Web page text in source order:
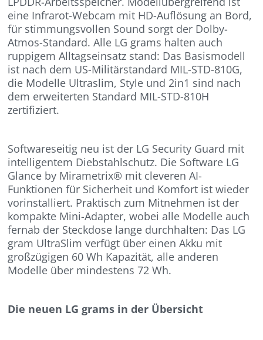
eine Infrarot-Webcam mit HD-Auflösung an Bord,
für stimmungsvollen Sound sorgt der Dolby-
Atmos-Standard. Alle LG grams halten auch
ruppigem Alltagseinsatz stand: Das Basismodell
ist nach dem US-Militärstandard MIL-STD-810G,
die Modelle Ultraslim, Style und 2in1 sind nach
dem erweiterten Standard MIL-STD-810H
zertifiziert.
Softwareseitig neu ist der LG Security Guard mit
intelligentem Diebstahlschutz. Die Software LG
Glance by Mirametrix® mit cleveren AI-
Funktionen für Sicherheit und Komfort ist wieder
vorinstalliert. Praktisch zum Mitnehmen ist der
kompakte Mini-Adapter, wobei alle Modelle auch
fernab der Steckdose lange durchhalten: Das LG
gram UltraSlim verfügt über einen Akku mit
großzügigen 60 Wh Kapazität, alle anderen
Modelle über mindestens 72 Wh.
Die neuen LG grams in der Übersicht